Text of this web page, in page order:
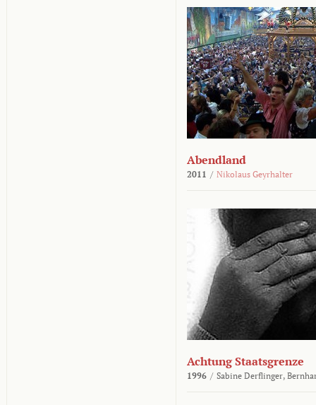
Abendland
2011 / Nikolaus Geyrhalter
Achtung Staatsgrenze
1996 / Sabine Derflinger,